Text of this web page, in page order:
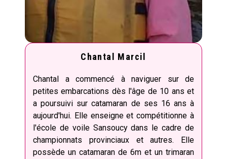
Chantal Marcil
Chantal a commencé à naviguer sur de
petites embarcations dès l'âge de 10 ans et
a poursuivi sur catamaran de ses 16 ans à
aujourd'hui. Elle enseigne et compétitionne à
l'école de voile Sansoucy dans le cadre de
championnats provinciaux et autres. Elle
possède un catamaran de 6m et un trimaran